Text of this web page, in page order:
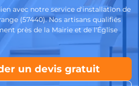
avec notre service d'installation de
(57440). Nos artisans qualifiés
près de la Mairie et de l'Église
un devis gratuit